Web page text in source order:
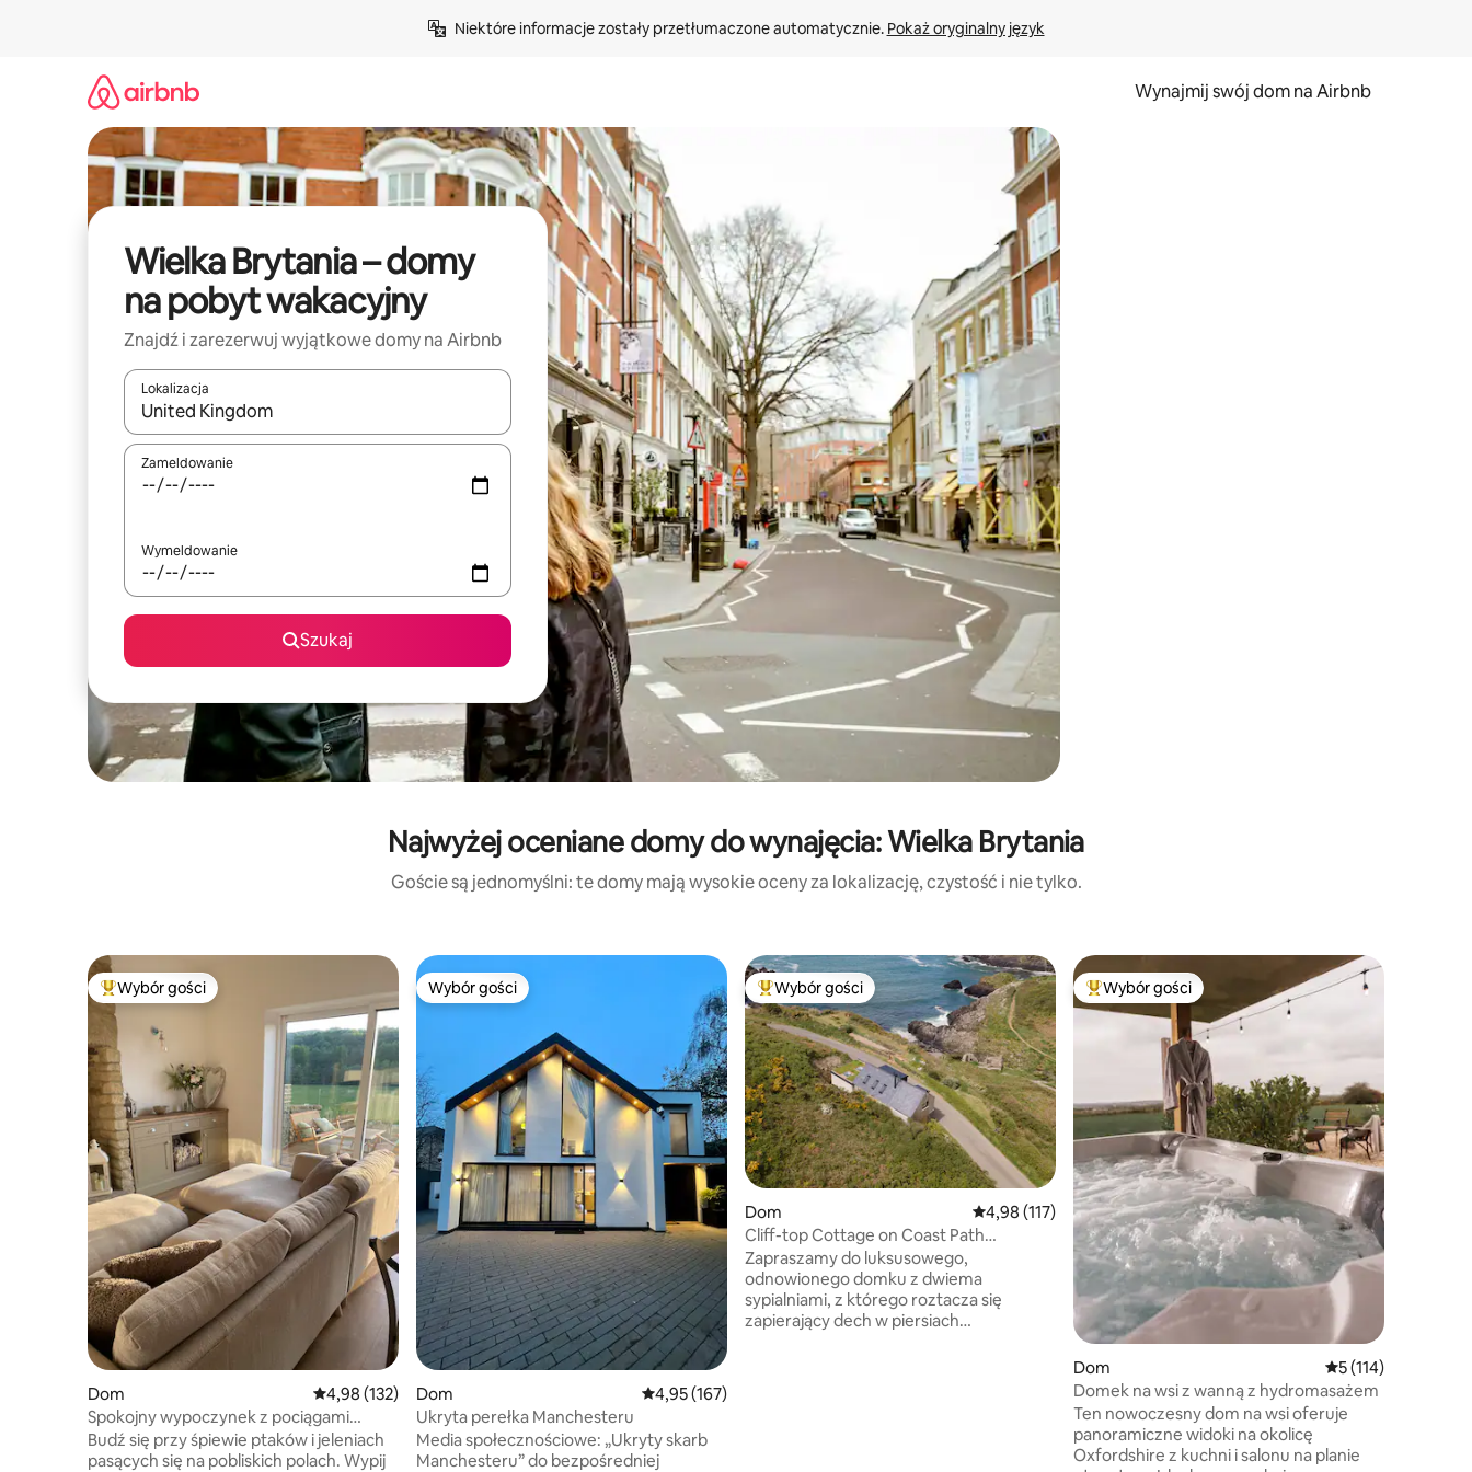
Niektóre informacje zostały przetłumaczone automatycznie. Pokaż oryginalny język
Wynajmij swój dom na Airbnb
Wielka Brytania – domy
na pobyt wakacyjny
Znajdź i zarezerwuj wyjątkowe domy na Airbnb
Lokalizacja
Gdy wyniki będą dostępne, możesz poruszać się po nich za pomocą klawiszy strzałek w górę i w dół lub przeglądać je za pomocą gestów dotykowych lub przesuwania.
Zameldowanie
Wymeldowanie
Szukaj
Najwyżej oceniane domy do wynajęcia: Wielka Brytania
Goście są jednomyślni: te domy mają wysokie oceny za lokalizację, czystość i nie tylko.
Najpopularniejsze z kategorii Wybór gości
Wybór gości
Dom Średnia ocena: 4,98 na 5, liczba recenzji: 132
4,98 (132)
Spokojny wypoczynek z pociągami
parowymi i jeleńmi
Budź się przy śpiewie ptaków i jeleniach
pasących się na pobliskich polach. Wypij
Wybór gości
Wybór gości
Dom Średnia ocena: 4,95 na 5, liczba recenzji: 167
4,95 (167)
Ukryta perełka Manchesteru
Media społecznościowe: „Ukryty skarb
Manchesteru” do bezpośredniej
Najpopularniejsze z kategorii Wybór gości
Wybór gości
Dom Średnia ocena: 4,98 na 5, liczba recenzji: 117
4,98 (117)
Cliff-top Cottage on Coast Path
w/Panoramic Views
Zapraszamy do luksusowego,
odnowionego domku z dwiema
sypialniami, z którego roztacza się
zapierający dech w piersiach
Najpopularniejsze z kategorii Wybór gości
Wybór gości
Dom Średnia ocena: 5
5 (114)
Domek na wsi z wanną z hydromasażem
Ten nowoczesny dom na wsi oferuje
panoramiczne widoki na okolicę
Oxfordshire z kuchni i salonu na planie